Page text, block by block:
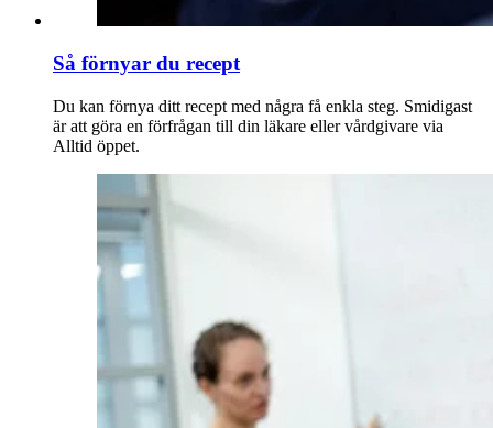
Så förnyar du recept
Du kan förnya ditt recept med några få enkla steg. Smidigast
är att göra en förfrågan till din läkare eller vårdgivare via
Alltid öppet.